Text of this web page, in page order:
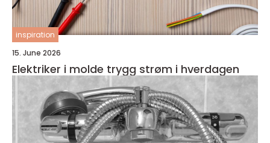
inspiration
15. June 2026
Elektriker i molde trygg strøm i hverdagen